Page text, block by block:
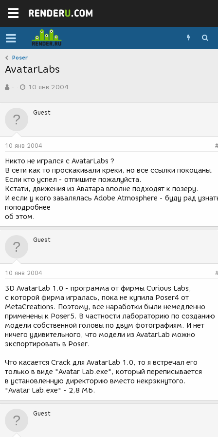
Poser
AvatarLabs
в
р
м
-
а
д
н
и
я
10 янв 2004
Guest
10 янв 2004
Никто не игрался с AvatarLabs ?
В сети как то проскакивали креки, но все ссылки покоцаны.
Если кто успел - отпишите пожалуйста.
Кстати, движения из Аватара вполне подходят к позеру.
И если у кого завалялась Adobe Atmosphere - буду рад
поподробнее
об этом.
Guest
10 янв 2004
3D AvatarLab 1.0 - программа от фирмы Curious Labs,
с которой фирма игралась, пока не купила Poser4 от
MetaCreations. Поэтому, все наработки были немедленно
применены к Poser5. В частности лабораторию по созданию
модели собственной головы по двум фотографиям. И нет
ничего удивительного, что модели из AvatarLab можно
экспортировать в Poser.
Что касается Crack для AvatarLab 1.0, то я встречал его
только в виде "Avatar Lab.exe", который переписывается
в установленную директорию вместо некрэкнутого.
"Avatar Lab.exe" - 2,8 МБ.
Guest